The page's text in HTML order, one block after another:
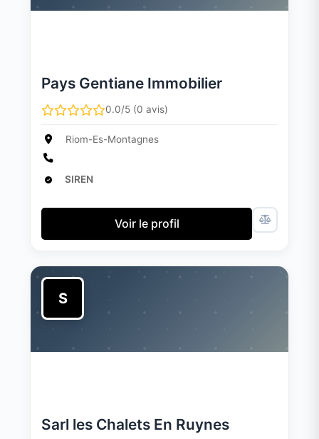
Pays Gentiane Immobilier
0.0/5 (0 avis)
Riom-Es-Montagnes
SIREN
Voir le profil
S
Sarl les Chalets En Ruynes